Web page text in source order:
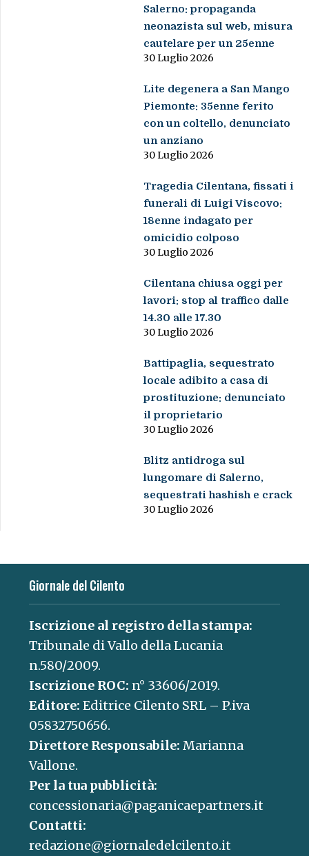
Salerno: propaganda
neonazista sul web, misura
cautelare per un 25enne
30 Luglio 2026
Lite degenera a San Mango
Piemonte: 35enne ferito
con un coltello, denunciato
un anziano
30 Luglio 2026
Tragedia Cilentana, fissati i
funerali di Luigi Viscovo:
18enne indagato per
omicidio colposo
30 Luglio 2026
Cilentana chiusa oggi per
lavori: stop al traffico dalle
14.30 alle 17.30
30 Luglio 2026
Battipaglia, sequestrato
locale adibito a casa di
prostituzione: denunciato
il proprietario
30 Luglio 2026
Blitz antidroga sul
lungomare di Salerno,
sequestrati hashish e crack
30 Luglio 2026
Giornale del Cilento
Iscrizione al registro della stampa:
Tribunale di Vallo della Lucania
n.580/2009.
Iscrizione ROC: n° 33606/2019.
Editore: Editrice Cilento SRL – P.iva
05832750656.
Direttore Responsabile: Marianna
Vallone.
Per la tua pubblicità:
concessionaria@paganicaepartners.it
Contatti:
redazione@giornaledelcilento.it